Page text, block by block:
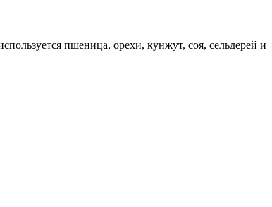
пшеница, орехи, кунжут, соя, сельдерей и